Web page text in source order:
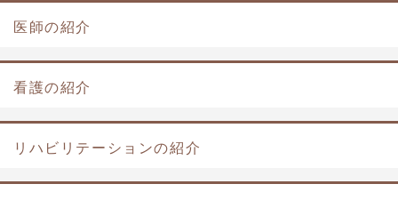
医師の紹介
看護の紹介
リハビリテーションの紹介